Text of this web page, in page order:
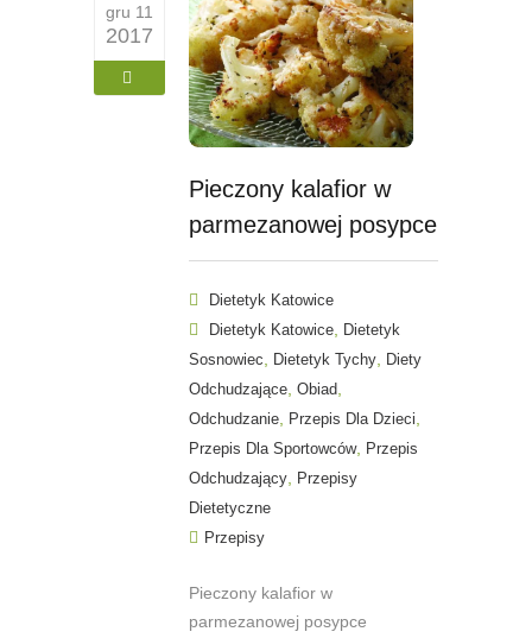
gru 11
2017
Pieczony kalafior w
parmezanowej posypce
Dietetyk Katowice
Dietetyk Katowice Dietetyk
Sosnowiec
Dietetyk Tychy Diety
Odchudzające Obiad
Odchudzanie Przepis Dla Dzieci
Przepis Dla Sportowców, Przepis
Odchudzający Przepisy
Dietetyczne
Przepisy
Pieczony kalafior w
parmezanowej posypce